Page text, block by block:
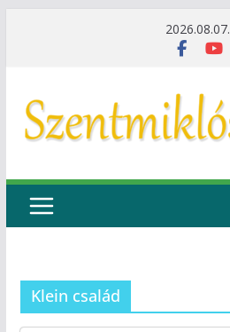
2026.08.07.
Klein család